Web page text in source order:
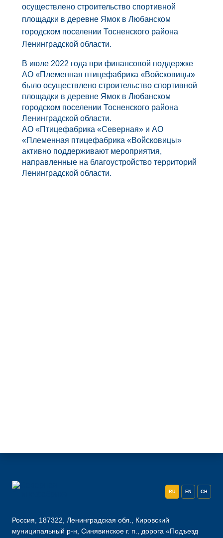
осуществлено строительство спортивной
площадки в деревне Ямок в Любанском
городском поселении Тосненского района
Ленинградской области.
В июле 2022 года при финансовой поддержке
АО «Племенная птицефабрика «Войсковицы»
было осуществлено строительство спортивной
площадки в деревне Ямок в Любанском
городском поселении Тосненского района
Ленинградской области.
АО «Птицефабрика «Северная» и АО
«Племенная птицефабрика «Войсковицы»
активно поддерживают мероприятия,
направленные на благоустройство территорий
Ленинградской области.
RU EN CH
Россия, 187322, Ленинградская обл., Кировский
муниципальный р-н, Синявинское г. п., дорога «Подъезд